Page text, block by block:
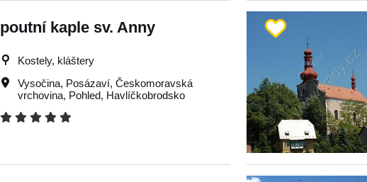
poutní kaple sv. Anny
Kostely, kláštery
Vysočina, Posázaví,Českomoravská
vrchovina, Pohled, Havlíčkobrodsko